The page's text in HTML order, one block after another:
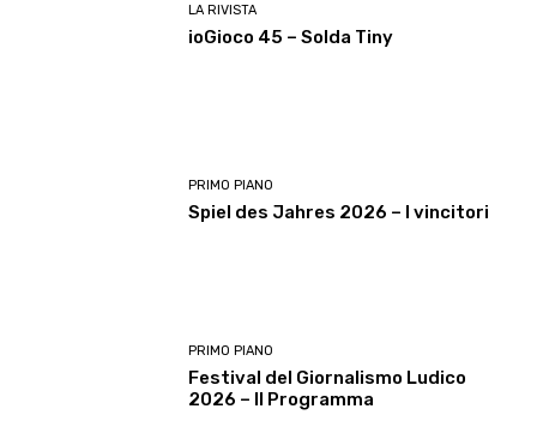
LA RIVISTA
ioGioco 45 – Solda Tiny
PRIMO PIANO
Spiel des Jahres 2026 – I vincitori
PRIMO PIANO
Festival del Giornalismo Ludico
2026 – Il Programma